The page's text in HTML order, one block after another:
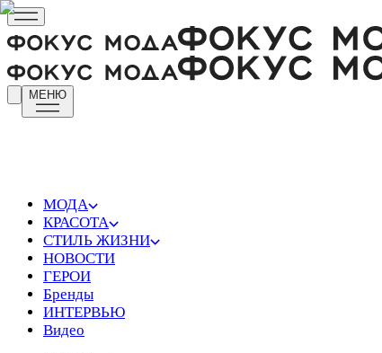
МЕНЮ
МОДА
КРАСОТА
СТИЛЬ ЖИЗНИ
НОВОСТИ
ГЕРОИ
Бренды
ИНТЕРВЬЮ
Видео